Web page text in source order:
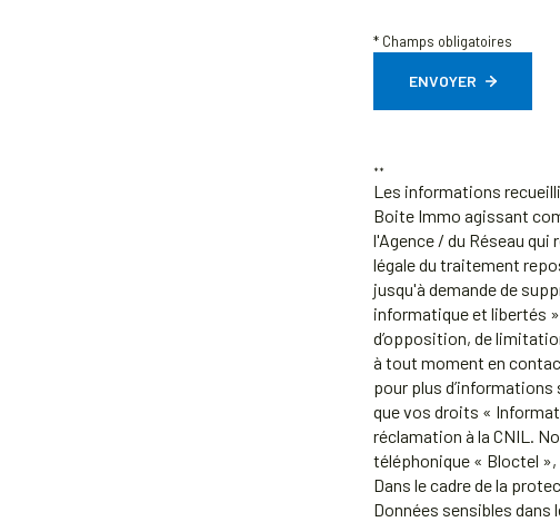
* Champs obligatoires
ENVOYER
**
Les informations
Boite Immo agissant
l'Agence / du Réseau
légale du traitement
jusqu'à demande de
informatique et libertés
d’opposition, de
à tout moment en
pour plus
que vos droits «
réclamation à la CNIL.
téléphonique « Bloctel
Dans le cadre de la
Données sensibles dans